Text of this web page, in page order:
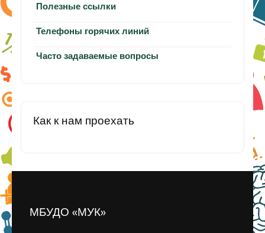
Полезные ссылки
Телефоны горячих линий
Часто задаваемые вопросы
Как к нам проехать
МБУДО «МУК»